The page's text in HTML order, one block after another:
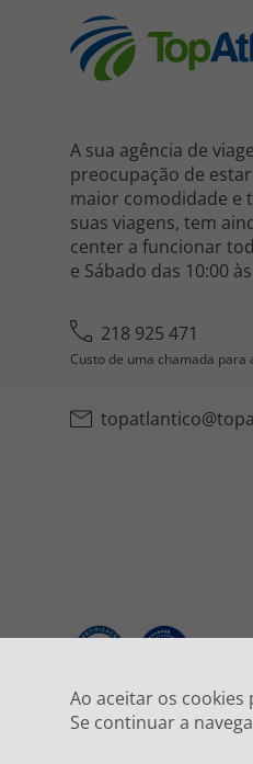
Ao aceitar os
Se continuar a
A sua agência de
preocupação de
maior comodidade e
suas viagens, tem
center a funcionar
e Sábado das 10:00
218 925 471
Custo de uma chamada para